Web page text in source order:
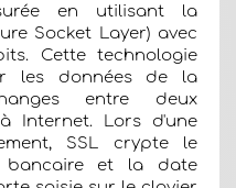
en utilisant la
Socket Layer) avec
Cette technologie
les données de la
entre deux
Internet. Lors d'une
SSL crypte le
bancaire et la date